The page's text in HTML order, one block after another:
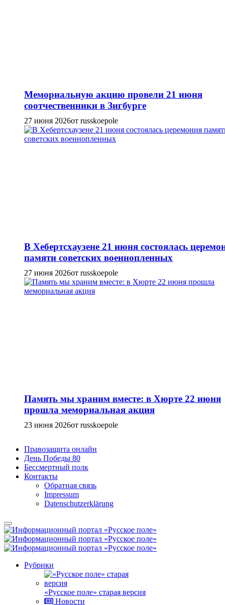
Мемориальную акцию провели 21 июня
соотчественники в Зигбурге
27 июня 2026от russkoepole
В Хебертсхаузене 21 июня состоялась
памяти советских военнопленных
27 июня 2026от russkoepole
Память мы храним вместе: в Хюрте 22 июня
прошла мемориальная акция
23 июня 2026от russkoepole
Правозащита онлайн
День Победы 80
Бессмертный полк
Контакты
Обратная связь
Impressum
Datenschutzerklärung
Рубрики
«Русское поле» старая версия
Новости